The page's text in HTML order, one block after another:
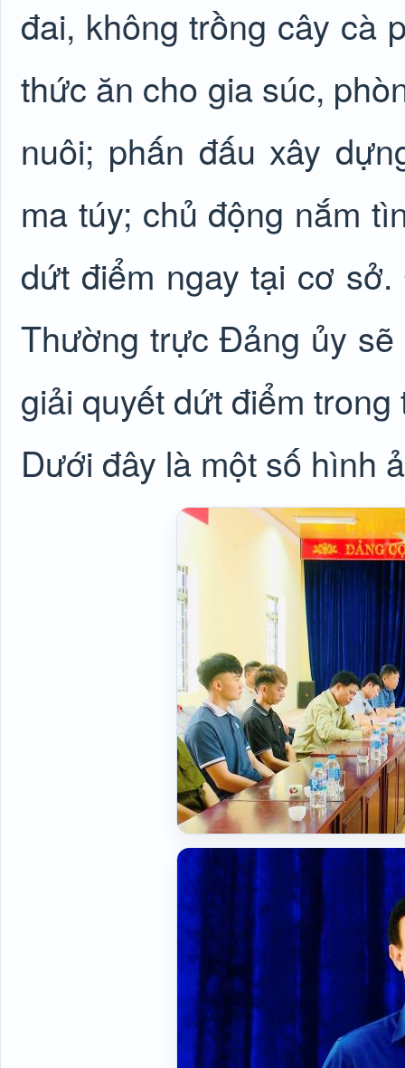
đai, không trồng cây cà
thức ăn cho gia súc,
nuôi; phấn đấu xây
ma túy; chủ động nắm
dứt điểm ngay tại cơ
Thường trực Đảng ủy
giải quyết dứt điểm
Dưới đây là một số hình